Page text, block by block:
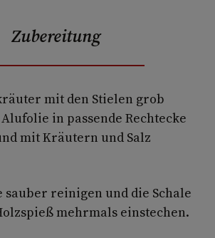
Zubereitung
mit den Stielen grob
in passende Rechtecke
mit Kräutern und Salz
sauber reinigen und die Schale
mehrmals einstechen.